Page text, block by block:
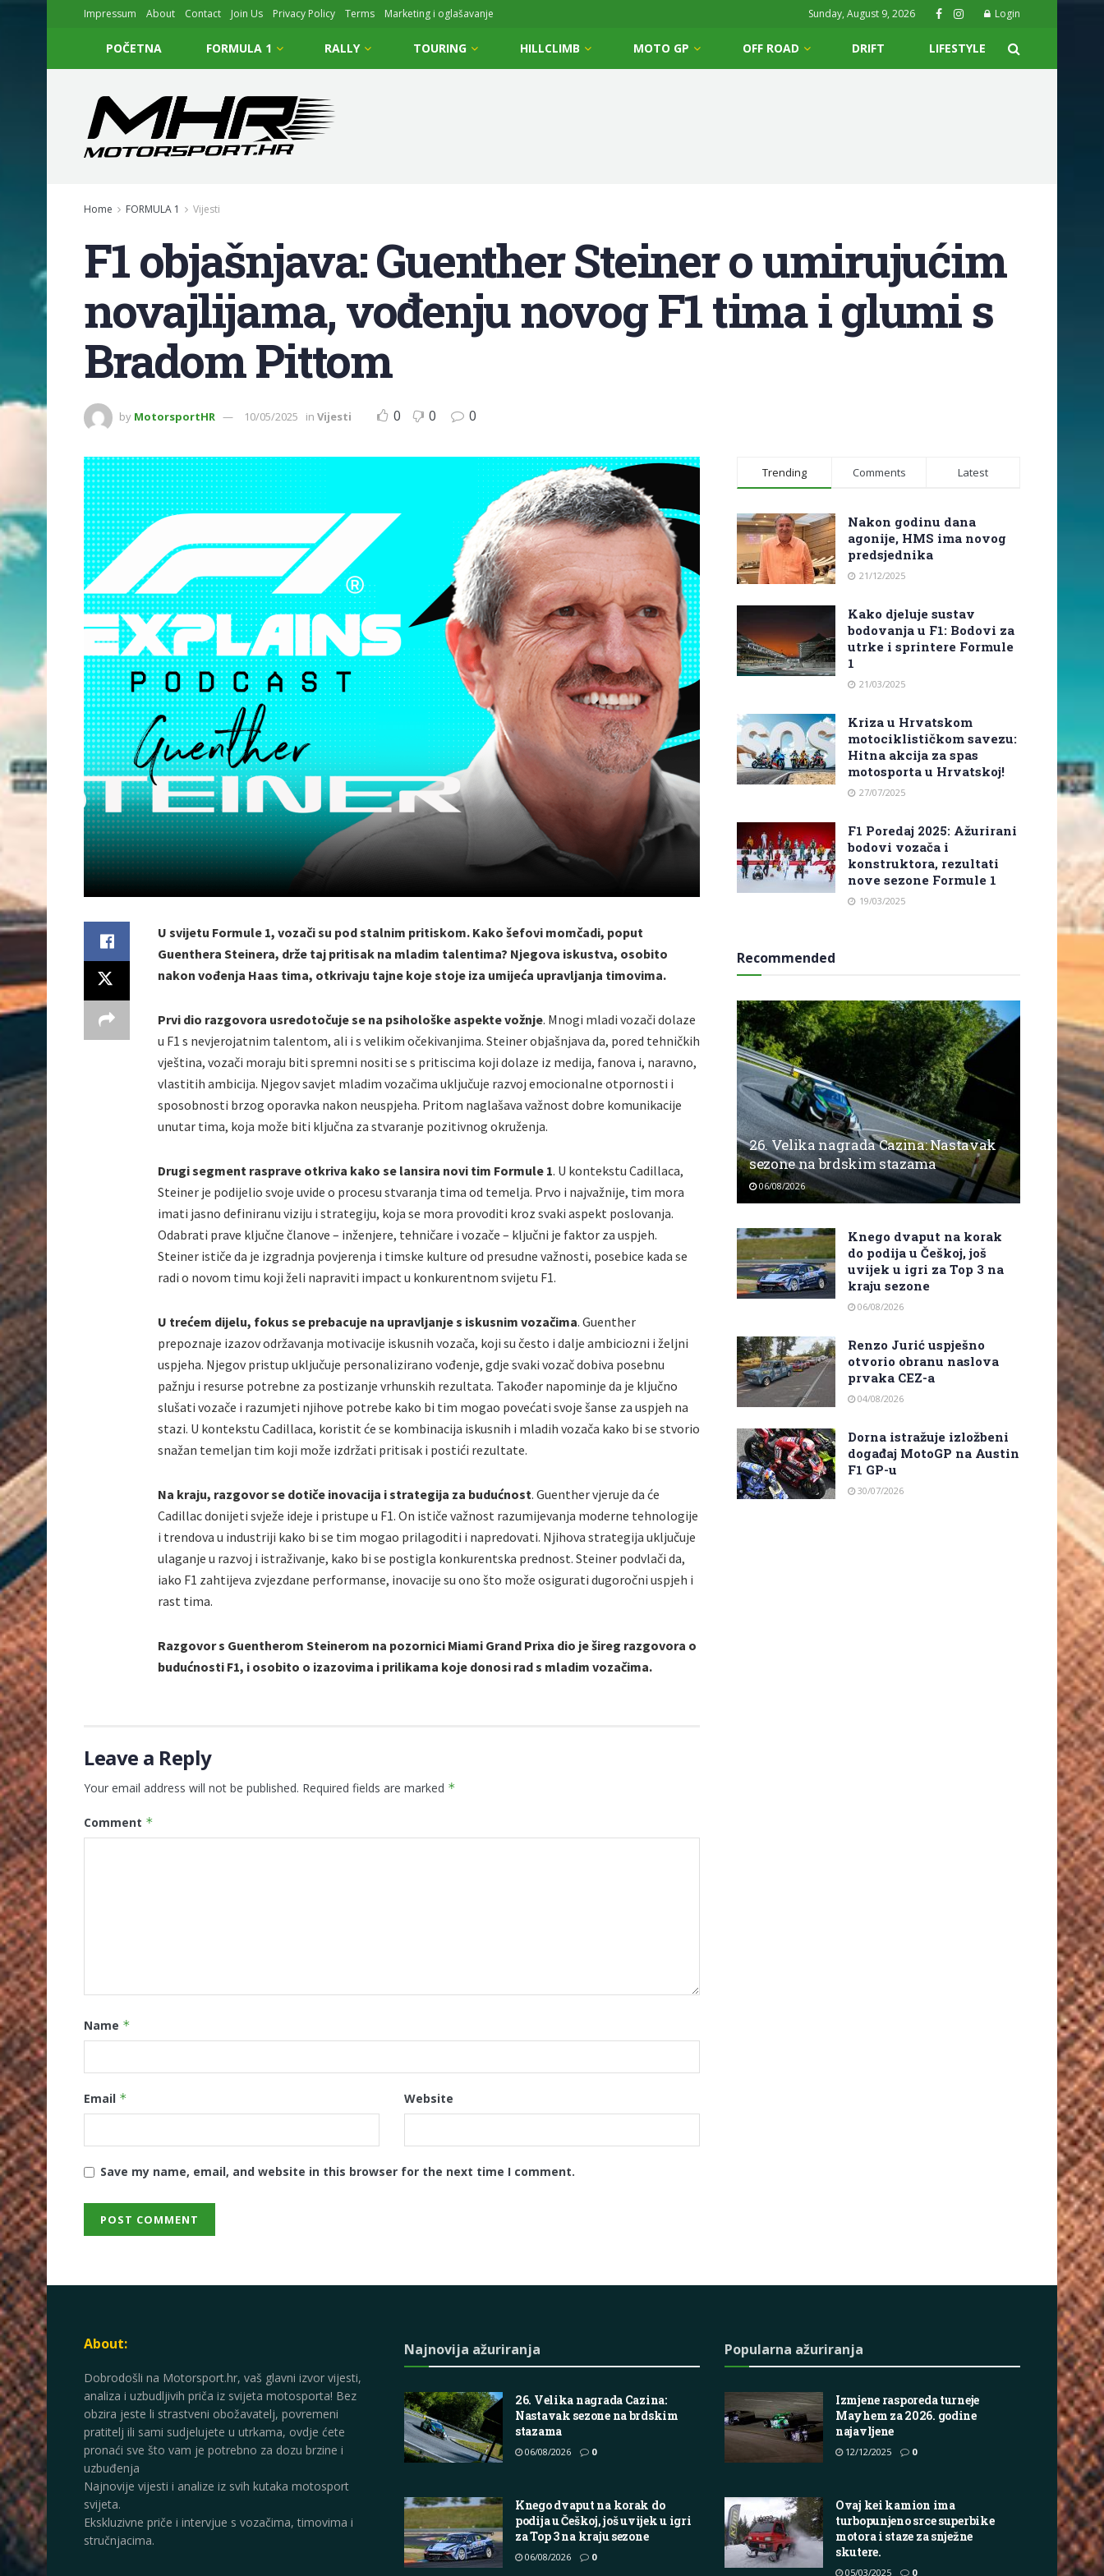
Impressum About Contact Join Us Privacy Policy Terms Marketing i oglašavanje Sunday, August 9, 2026 Login
POČETNA FORMULA 1 RALLY TOURING HILLCLIMB MOTO GP OFF ROAD DRIFT LIFESTYLE
Home FORMULA 1 Vijesti
F1 objašnjava: Guenther Steiner o umirujućim
novajlijama, vođenju novog F1 tima i glumi s
Bradom Pittom
by MotorsportHR 10/05/2025 in Vijesti 0 0 0
U svijetu Formule 1, vozači su pod stalnim pritiskom. Kako šefovi momčadi, poput
Guenthera Steinera, drže taj pritisak na mladim talentima? Njegova iskustva, osobito
nakon vođenja Haas tima, otkrivaju tajne koje stoje iza umijeća upravljanja timovima.
Prvi dio razgovora usredotočuje se na psihološke aspekte vožnje. Mnogi mladi vozači dolaze
u F1 s nevjerojatnim talentom, ali i s velikim očekivanjima. Steiner objašnjava da, pored tehničkih
vještina, vozači moraju biti spremni nositi se s pritiscima koji dolaze iz medija, fanova i, naravno,
vlastitih ambicija. Njegov savjet mladim vozačima uključuje razvoj emocionalne otpornosti i
sposobnosti brzog oporavka nakon neuspjeha. Pritom naglašava važnost dobre komunikacije
unutar tima, koja može biti ključna za stvaranje pozitivnog okruženja.
Drugi segment rasprave otkriva kako se lansira novi tim Formule 1. U kontekstu Cadillaca,
Steiner je podijelio svoje uvide o procesu stvaranja tima od temelja. Prvo i najvažnije, tim mora
imati jasno definiranu viziju i strategiju, koja se mora provoditi kroz svaki aspekt poslovanja.
Odabrati prave ključne članove – inženjere, tehničare i vozače – ključni je faktor za uspjeh.
Steiner ističe da je izgradnja povjerenja i timske kulture od presudne važnosti, posebice kada se
radi o novom timu koji želi napraviti impact u konkurentnom svijetu F1.
U trećem dijelu, fokus se prebacuje na upravljanje s iskusnim vozačima. Guenther
prepoznaje izazov održavanja motivacije iskusnih vozača, koji su često i dalje ambiciozni i željni
uspjeha. Njegov pristup uključuje personalizirano vođenje, gdje svaki vozač dobiva posebnu
pažnju i resurse potrebne za postizanje vrhunskih rezultata. Također napominje da je ključno
slušati vozače i razumjeti njihove potrebe kako bi tim mogao povećati svoje šanse za uspjeh na
stazi. U kontekstu Cadillaca, koristit će se kombinacija iskusnih i mladih vozača kako bi se stvorio
snažan temeljan tim koji može izdržati pritisak i postići rezultate.
Na kraju, razgovor se dotiče inovacija i strategija za budućnost. Guenther vjeruje da će
Cadillac donijeti svježe ideje i pristupe u F1. On ističe važnost razumijevanja moderne tehnologije
i trendova u industriji kako bi se tim mogao prilagoditi i napredovati. Njihova strategija uključuje
ulaganje u razvoj i istraživanje, kako bi se postigla konkurentska prednost. Steiner podvlači da,
iako F1 zahtijeva zvjezdane performanse, inovacije su ono što može osigurati dugoročni uspjeh i
rast tima.
Razgovor s Guentherom Steinerom na pozornici Miami Grand Prixa dio je šireg razgovora o
budućnosti F1, i osobito o izazovima i prilikama koje donosi rad s mladim vozačima.
Leave a Reply
Your email address will not be published. Required fields are marked *
Comment *
Name *
Email * Website
Save my name, email, and website in this browser for the next time I comment.
Trending Comments Latest
Nakon godinu dana
agonije, HMS ima novog
predsjednika
21/12/2025
Kako djeluje sustav
bodovanja u F1: Bodovi za
utrke i sprintere Formule
1
21/03/2025
Kriza u Hrvatskom
motociklističkom savezu:
Hitna akcija za spas
motosporta u Hrvatskoj!
27/07/2025
F1 Poredaj 2025: Ažurirani
bodovi vozača i
konstruktora, rezultati
nove sezone Formule 1
19/03/2025
Recommended
26. Velika nagrada Cazina: Nastavak
sezone na brdskim stazama
06/08/2026
Knego dvaput na korak
do podija u Češkoj, još
uvijek u igri za Top 3 na
kraju sezone
06/08/2026
Renzo Jurić uspješno
otvorio obranu naslova
prvaka CEZ-a
04/08/2026
Dorna istražuje izložbeni
događaj MotoGP na Austin
F1 GP-u
30/07/2026
About:
Dobrodošli na Motorsport.hr, vaš glavni izvor vijesti,
analiza i uzbudljivih priča iz svijeta motosporta! Bez
obzira jeste li strastveni obožavatelj, povremeni
pratitelj ili sami sudjelujete u utrkama, ovdje ćete
pronaći sve što vam je potrebno za dozu brzine i
uzbuđenja
Najnovije vijesti i analize iz svih kutaka motosport
svijeta.
Ekskluzivne priče i intervjue s vozačima, timovima i
stručnjacima.
Najnovija ažuriranja
26. Velika nagrada Cazina:
Nastavak sezone na brdskim
stazama
06/08/2026 0
Knego dvaput na korak do
podija u Češkoj, još uvijek u igri
za Top 3 na kraju sezone
06/08/2026 0
Popularna ažuriranja
Izmjene rasporeda turneje
Mayhem za 2026. godine
najavljene
12/12/2025 0
Ovaj kei kamion ima
turbopunjeno srce superbike
motora i staze za snježne
skutere.
05/03/2025 0